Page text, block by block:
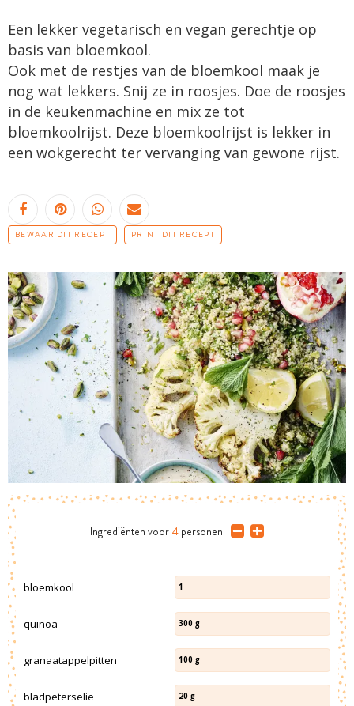
Een lekker vegetarisch en vegan gerechtje op
basis van bloemkool.
Ook met de restjes van de bloemkool maak je
nog wat lekkers. Snij ze in roosjes. Doe de roosjes
in de keukenmachine en mix ze tot
bloemkoolrijst. Deze bloemkoolrijst is lekker in
een wokgerecht ter vervanging van gewone rijst.
BEWAAR DIT RECEPT PRINT DIT RECEPT
Ingrediënten voor 4 personen
bloemkool 1
quinoa 300 g
granaatappelpitten 100 g
bladpeterselie 20 g